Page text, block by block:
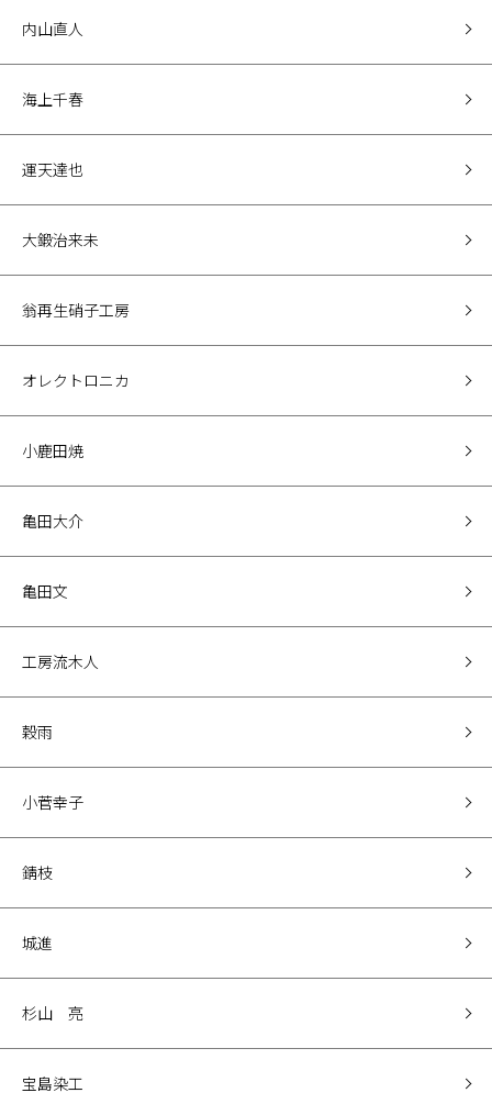
内山直人
海上千春
運天達也
大鍛治来未
翁再生硝子工房
オレクトロニカ
小鹿田焼
亀田大介
亀田文
工房流木人
穀雨
小菅幸子
錆枝
城進
杉山 亮
宝島染工